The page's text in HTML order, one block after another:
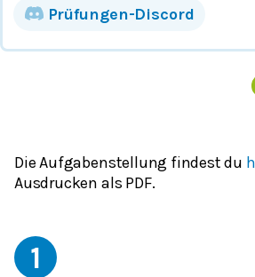
Prüfungen-Discord
Die Aufgabenstellung findest du
Ausdrucken als PDF.
1